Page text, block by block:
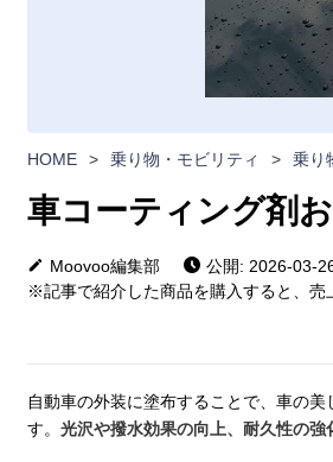
HOME > 乗り物・モビリティ > 乗り
車コーティング剤
Moovoo編集部
公開: 2026-03-
※記事で紹介した商品を購入すると、売
自動車の外装に塗布することで、車の
す。 光沢や撥水効果の向上、耐久性の強